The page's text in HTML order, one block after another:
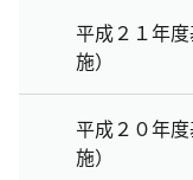
平成２１年
施）
平成２０年
施）